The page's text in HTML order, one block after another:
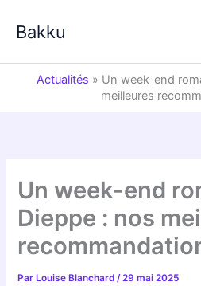
Bakku
Actualités » Un week-end
meilleures
Un week-end
Dieppe : nos
Par Louise Blanchard/29 mai 2025